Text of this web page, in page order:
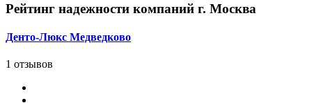
Рейтинг надежности компаний г. Москва
Денто-Люкс Медведково
1 отзывов